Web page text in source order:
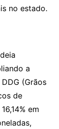
no estado.
a
(Grãos
de
em